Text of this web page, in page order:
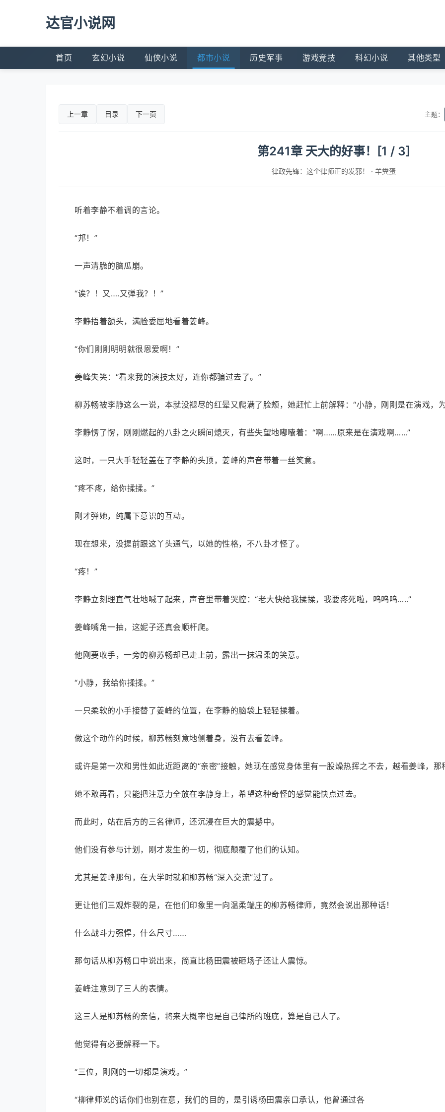
达官小说网
首页 玄幻小说 仙侠小说 都市小说 历史军事 游戏竞技 科幻小说 其他类型
上一章 目录 下一页 主题：
第241章 天大的好事！[1 / 3]
律政先锋：这个律师正的发邪！ · 羊粪蛋
听着李静不着调的言论。
“邦！”
一声清脆的脑瓜崩。
“诶？！又….又弹我？！”
李静捂着额头，满脸委屈地看着姜峰。
“你们刚刚明明就很恩爱啊！”
姜峰失笑：“看来我的演技太好，连你都骗过去了。”
柳苏畅被李静这么一说，本就没褪尽的红晕又爬满了脸颊，她赶忙上前解释：“小静，刚刚是在演戏，
李静愣了愣，刚刚燃起的八卦之火瞬间熄灭，有些失望地嘟囔着：“啊……原来是在演戏啊……”
这时，一只大手轻轻盖在了李静的头顶，姜峰的声音带着一丝笑意。
“疼不疼，给你揉揉。”
刚才弹她，纯属下意识的互动。
现在想来，没提前跟这丫头通气，以她的性格，不八卦才怪了。
“疼！”
李静立刻理直气壮地喊了起来，声音里带着哭腔：“老大快给我揉揉，我要疼死啦，呜呜呜…..”
姜峰嘴角一抽，这妮子还真会顺杆爬。
他刚要收手，一旁的柳苏畅却已走上前，露出一抹温柔的笑意。
“小静，我给你揉揉。”
一只柔软的小手接替了姜峰的位置，在李静的脑袋上轻轻揉着。
做这个动作的时候，柳苏畅刻意地侧着身，没有去看姜峰。
或许是第一次和男性如此近距离的“亲密”接触，她现在感觉身体里有一股燥热挥之不去，越看姜峰，
她不敢再看，只能把注意力全放在李静身上，希望这种奇怪的感觉能快点过去。
而此时，站在后方的三名律师，还沉浸在巨大的震撼中。
他们没有参与计划，刚才发生的一切，彻底颠覆了他们的认知。
尤其是姜峰那句，在大学时就和柳苏畅“深入交流”过了。
更让他们三观炸裂的是，在他们印象里一向温柔端庄的柳苏畅律师，竟然会说出那种话！
什么战斗力强悍，什么尺寸……
那句话从柳苏畅口中说出来，简直比杨田震被砸场子还让人震惊。
姜峰注意到了三人的表情。
这三人是柳苏畅的亲信，将来大概率也是自己律所的班底，算是自己人了。
他觉得有必要解释一下。
“三位，刚刚的一切都是演戏。”
“柳律师说的话你们也别在意，我们的目的，是引诱杨田震亲口承认，他曾通过各